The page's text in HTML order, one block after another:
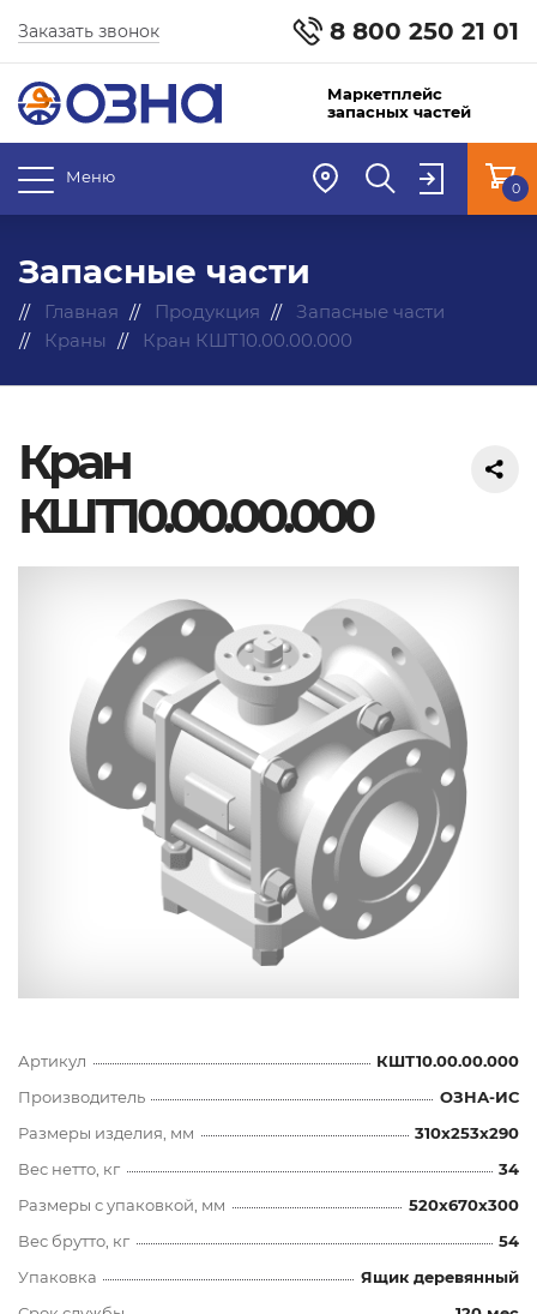
8 800 250 21 01
Заказать звонок
Маркетплейс
запасных частей
Меню
0
Запасные части
Главная Продукция
Запасные части
Краны
Кран КШТ10.00.00.000
Кран
КШТ10.00.00.000
Артикул
КШТ10.00.00.000
Производитель
ОЗНА-ИС
Размеры изделия, мм
310x253x290
Вес нетто, кг
34
Размеры с упаковкой, мм
520x670x300
Вес брутто, кг
54
Упаковка
Ящик деревянный